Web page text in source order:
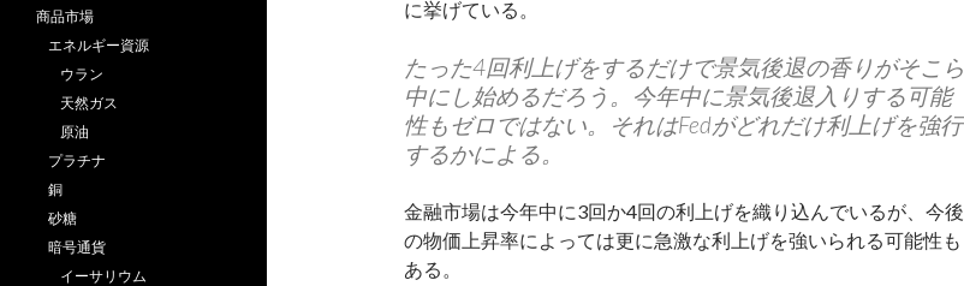
に挙げている。
たった4回利上げをするだけで景気後退の香りがそこら
中にし始めるだろう。今年中に景気後退入りする可能
性もゼロではない。それはFedがどれだけ利上げを強行
するかによる。
金融市場は今年中に3回か4回の利上げを織り込んでいるが、今後
の物価上昇率によっては更に急激な利上げを強いられる可能性も
ある。
商品市場
エネルギー資源
ウラン
天然ガス
原油
プラチナ
銅
砂糖
暗号通貨
イーサリウム